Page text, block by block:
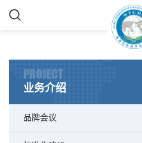
PROJECT
业务介绍
品牌会议